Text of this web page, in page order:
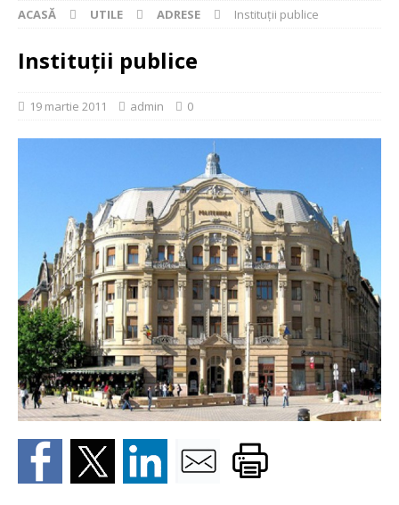
ACASĂ UTILE ADRESE Instituţii publice
Instituţii publice
19 martie 2011 admin 0